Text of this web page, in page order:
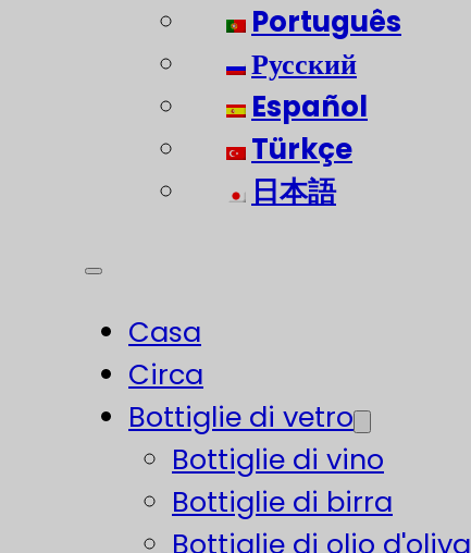
Português
Русский
Español
Türkçe
日本語
Casa
Circa
Bottiglie di vetro
Bottiglie di vino
Bottiglie di birra
Bottiglie di olio d'oliva